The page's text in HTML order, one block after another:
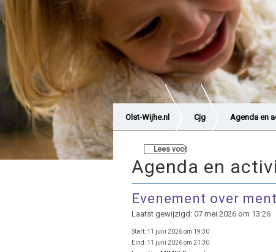
Olst-Wijhe.nl Cjg Agenda en
Lees voor
Agenda en
Evenement over
Laatst gewijzigd: 07 mei 2026 om 13:26
Start: 11 juni 2026 om 19:30
Eind: 11 juni 2026 om 21:30